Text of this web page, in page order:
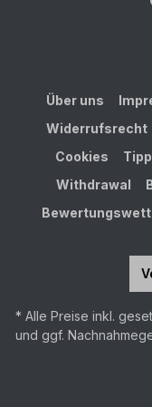
Über uns
Widerrufsrecht
Cookies
Withdrawal
* Alle Preise inkl.
und ggf.